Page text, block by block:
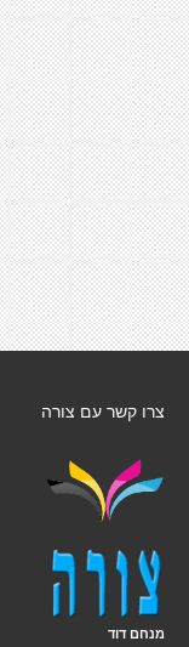
צרו קשר עם צורה
מנחם דוד